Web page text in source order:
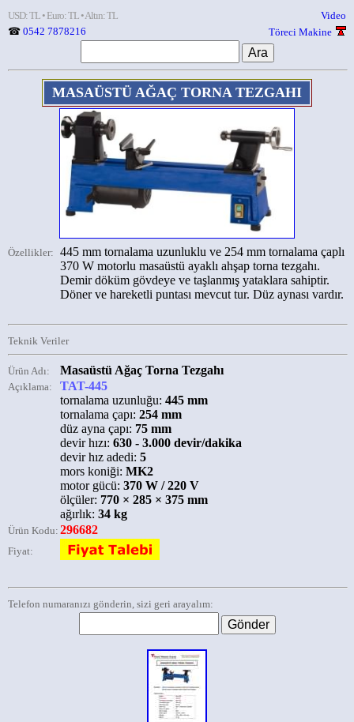
USD: TL • Euro: TL • Altın: TL
Video
☎ 0542 7878216 Töreci Makine
MASAÜSTÜ AĞAÇ TORNA TEZGAHI
Özellikler: 445 mm tornalama uzunluklu ve 254 mm tornalama çaplı
370 W motorlu masaüstü ayaklı ahşap torna tezgahı.
Demir döküm gövdeye ve taşlanmış yataklara sahiptir.
Döner ve hareketli puntası mevcut tur. Düz aynası vardır.
Teknik Veriler
Ürün Adı: Masaüstü Ağaç Torna Tezgahı
Açıklama:
TAT-445
tornalama uzunluğu: 445 mm
tornalama çapı: 254 mm
düz ayna çapı: 75 mm
devir hızı: 630 - 3.000 devir/dakika
devir hız adedi: 5
mors koniği: MK2
motor gücü: 370 W / 220 V
ölçüler: 770 × 285 × 375 mm
ağırlık: 34 kg
Ürün Kodu: 296682
Fiyat:
Telefon numaranızı gönderin, sizi geri arayalım: